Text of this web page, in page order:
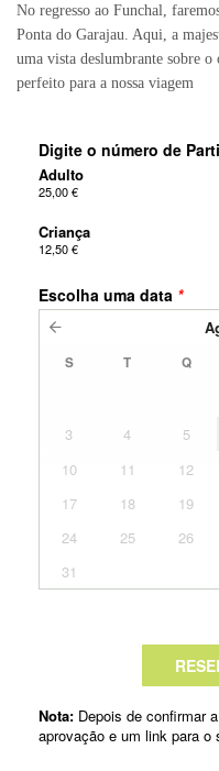
No regresso ao Funchal,
Ponta do Garajau. Aqui, a
uma vista deslumbrante sobre
perfeito para a nossa viagem